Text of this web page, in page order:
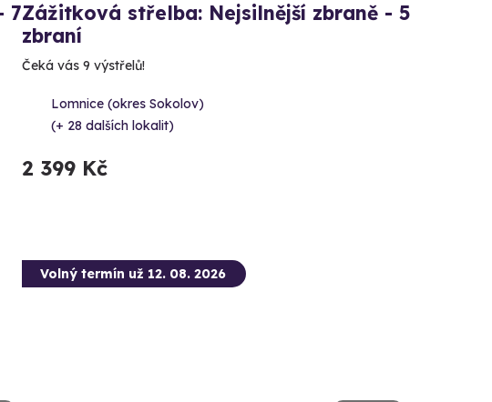
7Zážitková střelba: Nejsilnější zbraně - 5
zbraní
Čeká vás 9 výstřelů!
Lomnice (okres Sokolov)
(+ 28 dalších lokalit)
2 399 Kč
Volný termín už 12. 08. 2026